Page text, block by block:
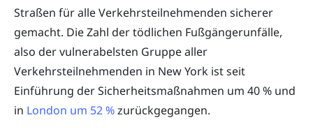
Straßen für alle Verkehrsteilnehmenden sicherer
gemacht. Die Zahl der tödlichen Fußgängerunfälle,
also der vulnerabelsten Gruppe aller
Verkehrsteilnehmenden in New York ist seit
Einführung der Sicherheitsmaßnahmen um 40 % und
in London um 52 %zurückgegangen.